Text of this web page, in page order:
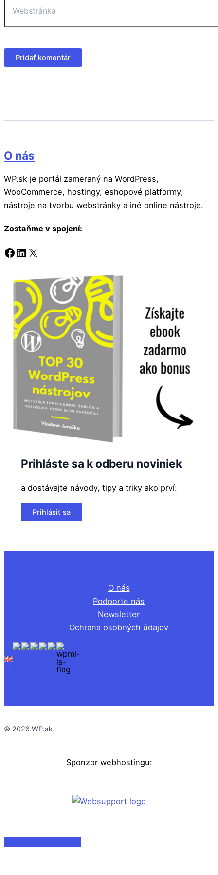
O nás
WP.sk je portál zameraný na WordPress,
WooCommerce, hostingy, eshopové platformy,
nástroje na tvorbu webstránky a iné online nástroje.
Zostaňme v spojení:
Facebook
LinkedIn
X
Prihláste sa k odberu noviniek
a dostávajte návody, tipy a triky ako prví:
Prihlásiť sa
O nás
Podporte nás
Newsletter
Ochrana osobných údajov
© 2026 WP.sk
Sponzor webhostingu: